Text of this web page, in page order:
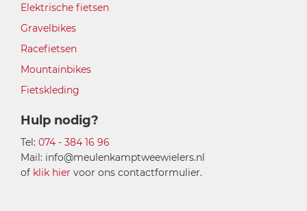
Elektrische fietsen
Gravelbikes
Racefietsen
Mountainbikes
Fietskleding
Hulp nodig?
Tel: 074 - 384 16 96
Mail: info@meulenkamptweewielers.nl
of klik hier voor ons contactformulier.